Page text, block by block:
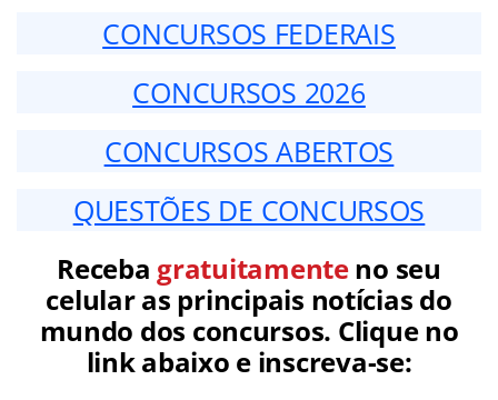
CONCURSOS FEDERAIS
CONCURSOS 2026
CONCURSOS ABERTOS
QUESTÕES DE CONCURSOS
Receba gratuitamenteno seu
celular as principais notícias do
mundo dos concursos. Clique no
link abaixo e inscreva-se: